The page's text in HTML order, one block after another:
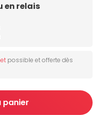
en relais
possible et offerte dès
panier